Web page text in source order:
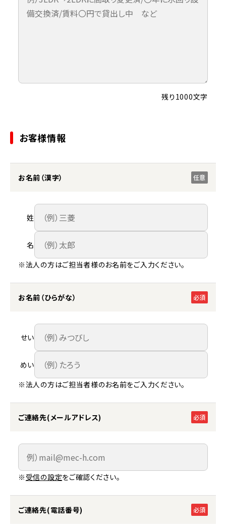
残り1000文字
お客様情報
お名前（漢字） 任意
姓
名
※法人の方はご担当者様のお名前をご入力ください。
お名前（ひらがな） 必須
せい
めい
※法人の方はご担当者様のお名前をご入力ください。
ご連絡先(メールアドレス) 必須
※ 受信の設定をご確認ください。
ご連絡先(電話番号) 必須